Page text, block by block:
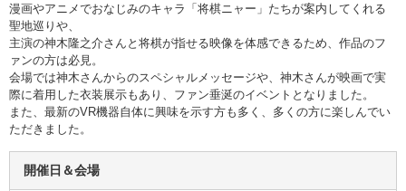
漫画やアニメでおなじみのキャラ「将棋ニャー」たちが案内してくれる
聖地巡りや、
主演の神木隆之介さんと将棋が指せる映像を体感できるため、作品のフ
ァンの方は必見。
会場では神木さんからのスペシャルメッセージや、神木さんが映画で実
際に着用した衣装展示もあり、ファン垂涎のイベントとなりました。
また、最新のVR機器自体に興味を示す方も多く、多くの方に楽しんでい
ただきました。
開催日＆会場